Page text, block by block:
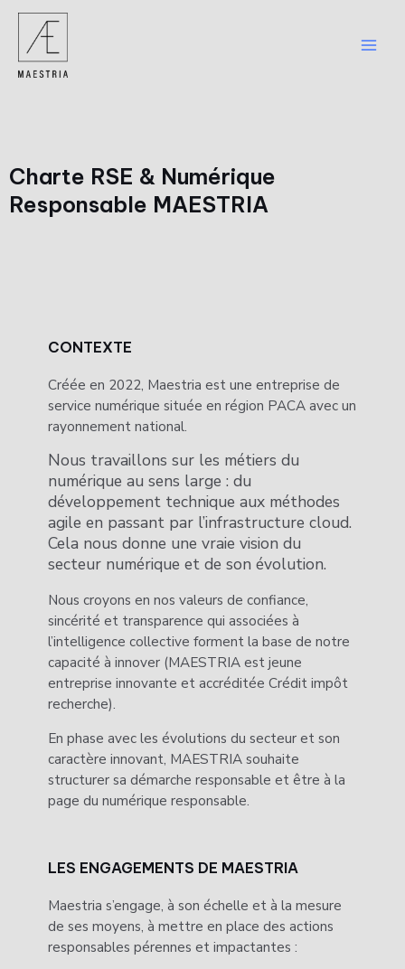
Charte RSE & Numérique
Responsable MAESTRIA
CONTEXTE
Créée en 2022, Maestria est une entreprise de
service numérique située en région PACA avec un
rayonnement national.
Nous travaillons sur les métiers du
numérique au sens large : du
développement technique aux méthodes
agile en passant par l’infrastructure cloud.
Cela nous donne une vraie vision du
secteur numérique et de son évolution.
Nous croyons en nos valeurs de confiance,
sincérité et transparence qui associées à
l’intelligence collective forment la base de notre
capacité à innover (MAESTRIA est jeune
entreprise innovante et accréditée Crédit impôt
recherche).
En phase avec les évolutions du secteur et son
caractère innovant, MAESTRIA souhaite
structurer sa démarche responsable et être à la
page du numérique responsable.
LES ENGAGEMENTS DE MAESTRIA
Maestria s’engage, à son échelle et à la mesure
de ses moyens, à mettre en place des actions
responsables pérennes et impactantes: